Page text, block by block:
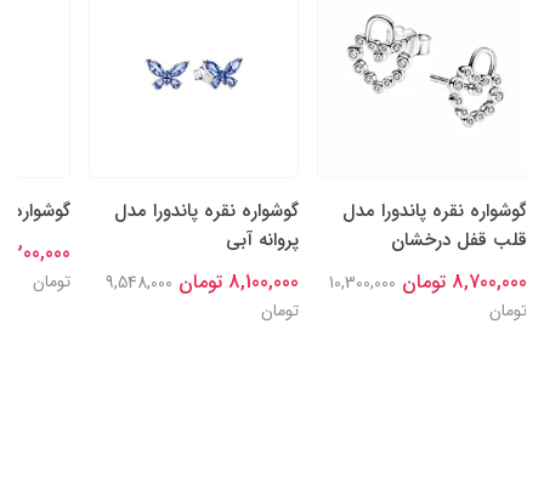
گوشواره نقره پاندورا مدل
قلب قفل درخشان
8,700,000 تومان
10,300,000
تومان
گوشواره نقره پاندورا مدل
پروانه آبی
8,100,000 تومان
9,548,000
تومان
گوشواره
8,300,000
تومان